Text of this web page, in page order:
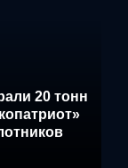
20 тонн